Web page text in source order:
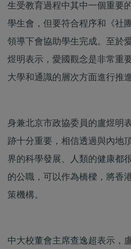
生受教育過程中其中一個重要
學生會，但要符合程序和《社
領導下會協助學生完成。至於
煜明表示，愛國觀念是非常重
大學和通識的層次方面進行推進
身兼北京市政協委員的盧煜明
跡十分重要，相信透過與內地
界的科學發展、人類的健康都
的公職，可以作為橋樑，將香
策機構。
中大校董會主席查逸超表示，